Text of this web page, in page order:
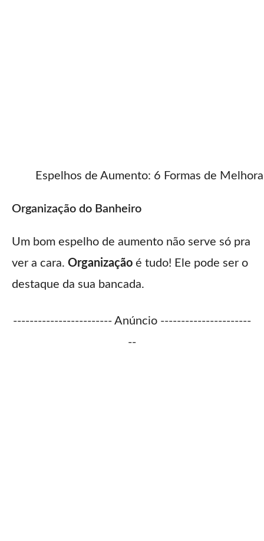
Espelhos de Aumento: 6 Formas de
Organização do Banheiro
Um bom espelho de aumento não serve só pra
ver a cara. Organização é tudo! Ele pode ser o
destaque da sua bancada.
------------------------ Anúncio ----------------------
--